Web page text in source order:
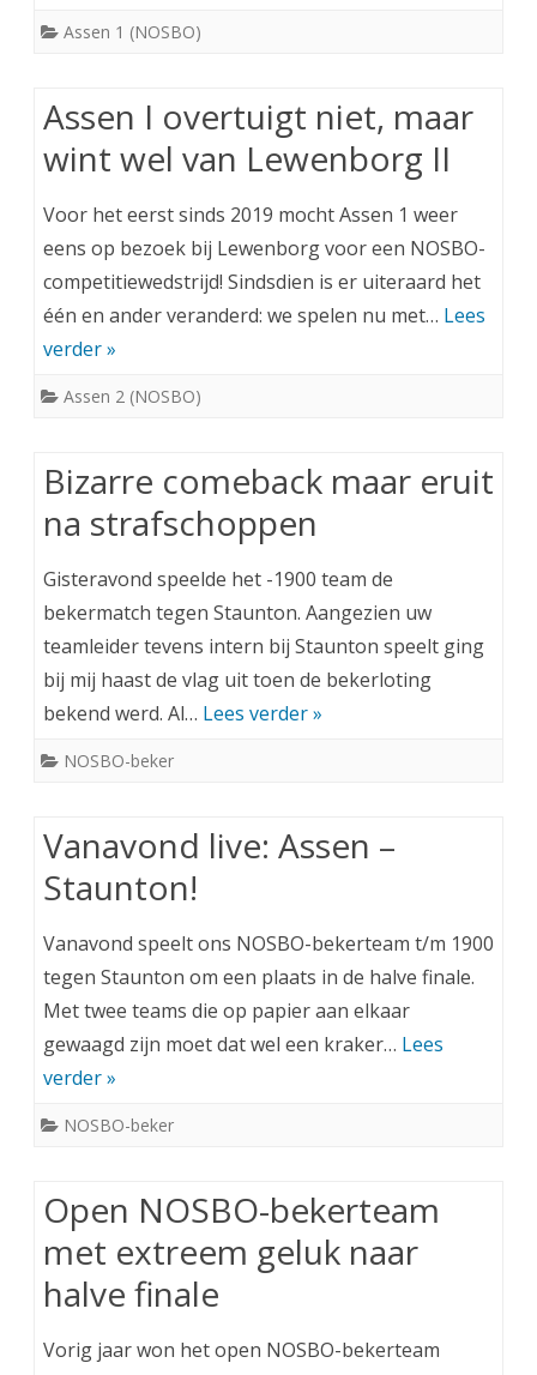
Assen 1 (NOSBO)
Assen I overtuigt niet, maar
wint wel van Lewenborg II
Voor het eerst sinds 2019 mocht Assen 1 weer
eens op bezoek bij Lewenborg voor een NOSBO-
competitiewedstrijd! Sindsdien is er uiteraard het
één en ander veranderd: we spelen nu met… Lees
verder »
Assen 2 (NOSBO)
Bizarre comeback maar eruit
na strafschoppen
Gisteravond speelde het -1900 team de
bekermatch tegen Staunton. Aangezien uw
teamleider tevens intern bij Staunton speelt ging
bij mij haast de vlag uit toen de bekerloting
bekend werd. Al… Lees verder »
NOSBO-beker
Vanavond live: Assen –
Staunton!
Vanavond speelt ons NOSBO-bekerteam t/m 1900
tegen Staunton om een plaats in de halve finale.
Met twee teams die op papier aan elkaar
gewaagd zijn moet dat wel een kraker… Lees
verder »
NOSBO-beker
Open NOSBO-bekerteam
met extreem geluk naar
halve finale
Vorig jaar won het open NOSBO-bekerteam